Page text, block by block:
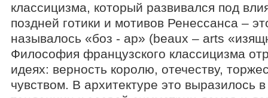
классицизма, который развивался под
поздней готики и мотивов Ренессанса –
называлось «боз - ар» (beaux – arts
Философия французского классицизма
идеях: верность королю, отечеству,
чувством. В архитектуре это выразилось